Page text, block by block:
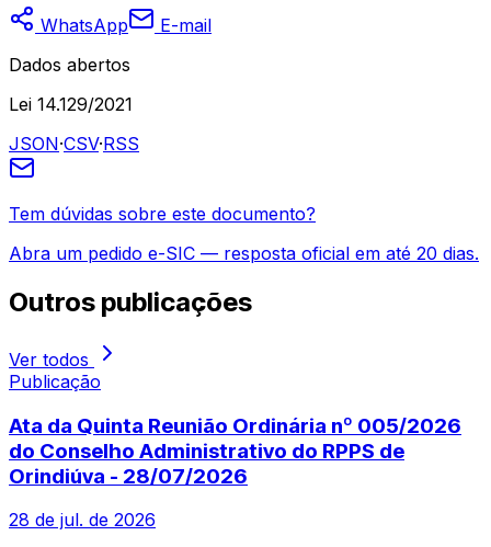
WhatsApp
E-mail
Dados abertos
Lei 14.129/2021
JSON·CSV·RSS
Tem dúvidas sobre este documento?
Abra um pedido e-SIC — resposta oficial em até 20 dias.
Outros publicações
Ver todos
Publicação
Ata da Quinta Reunião Ordinária nº 005/2026
do Conselho Administrativo do RPPS de
Orindiúva - 28/07/2026
28 de jul. de 2026